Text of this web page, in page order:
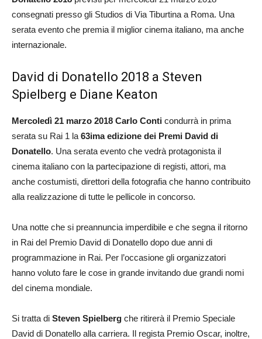
consegnati presso gli Studios di Via Tiburtina a Roma. Una
serata evento che premia il miglior cinema italiano, ma anche
internazionale.
David di Donatello 2018 a Steven
Spielberg e Diane Keaton
Mercoledì 21 marzo 2018 Carlo Conti condurrà in prima
serata su Rai 1 la 63ima edizione dei Premi David di
Donatello. Una serata evento che vedrà protagonista il
cinema italiano con la partecipazione di registi, attori, ma
anche costumisti, direttori della fotografia che hanno contribuito
alla realizzazione di tutte le pellicole in concorso.
Una notte che si preannuncia imperdibile e che segna il ritorno
in Rai del Premio David di Donatello dopo due anni di
programmazione in Rai. Per l’occasione gli organizzatori
hanno voluto fare le cose in grande invitando due grandi nomi
del cinema mondiale.
Si tratta di Steven Spielberg che ritirerà il Premio Speciale
David di Donatello alla carriera. Il regista Premio Oscar, inoltre,